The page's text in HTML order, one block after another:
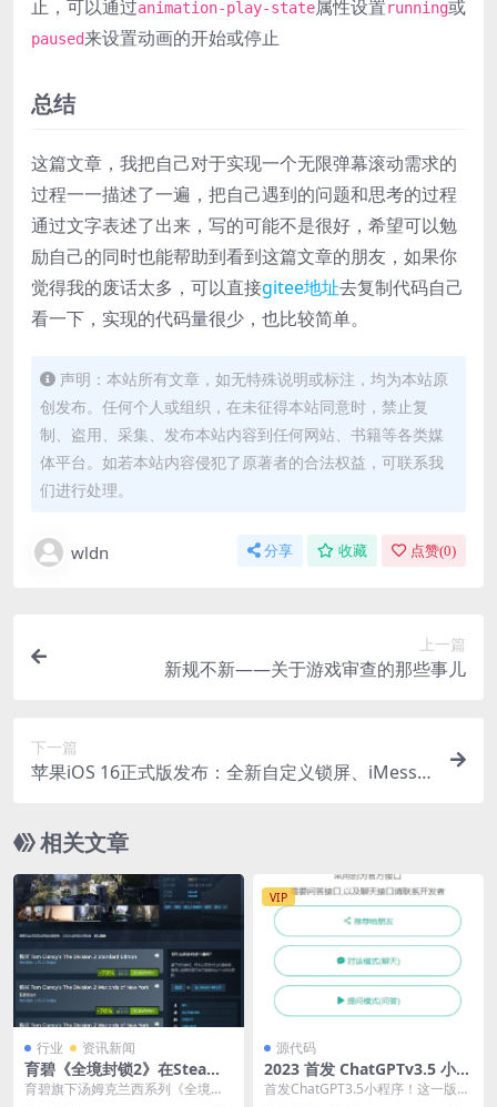
止，可以通过animation-play-state属性设置running或
paused来设置动画的开始或停止
总结
这篇文章，我把自己对于实现一个无限弹幕滚动需求的
过程一一描述了一遍，把自己遇到的问题和思考的过程
通过文字表述了出来，写的可能不是很好，希望可以勉
励自己的同时也能帮助到看到这篇文章的朋友，如果你
觉得我的废话太多，可以直接gitee地址去复制代码自己
看一下，实现的代码量很少，也比较简单。
声明：本站所有文章，如无特殊说明或标注，均为本站原
创发布。任何个人或组织，在未征得本站同意时，禁止复
制、盗用、采集、发布本站内容到任何网站、书籍等各类媒
体平台。如若本站内容侵犯了原著者的合法权益，可联系我
们进行处理。
wldn 分享 收藏 点赞(0)
上一篇
新规不新——关于游戏审查的那些事儿
下一篇
苹果iOS 16正式版发布：全新自定义锁屏、iMessa
相关文章
行业 资讯新闻
育碧《全境封锁2》在Steam
发售 支持中文锁国区
育碧旗下汤姆克兰西系列《全境封
VIP
源代码
2023 首发 ChatGPTv3.5 小程
序源码
首发ChatGPT3.5小程序！这一版本